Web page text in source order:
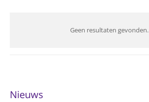
Geen resultaten gevonden.
Nieuws